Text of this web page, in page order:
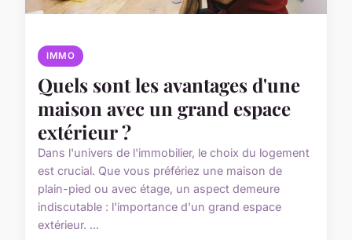
IMMO
Quels sont les avantages d'une
maison avec un grand espace
extérieur ?
Dans l'univers de l'immobilier, le choix du logement
est crucial. Que vous préfériez une maison de
plain-pied ou avec étage, un aspect demeure
indiscutable : l'importance d'un grand espace
extérieur. ...